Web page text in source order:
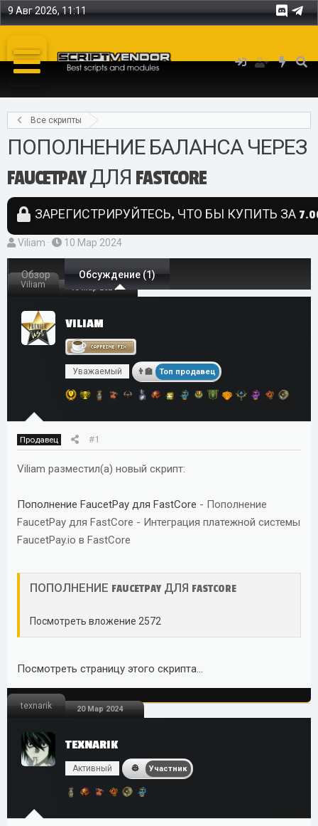
9 Авг 2026, 11:11
Все скрипты
ПОПОЛНЕНИЕ БАЛАНСА ЧЕРЕЗ
FAUCETPAY ДЛЯ FASTCORE
ЗАРЕГИСТРИРУЙТЕСЬ, ЧТО БЫ КУПИТЬ ЗА 7.00
А
в
т
т
е
Viliam
Д
а
т
а
а
ч
а
а
10 Мар 2024
Обзор Обсуждение (1)
Viliam 10 Мар 2024
VILIAM
Уважаемый Топ продавец
Продавец #1
Viliam разместил(а) новый скрипт:
Пополнение FaucetPay для FastCore - Пополнение
FaucetPay для FastCore - Интеграция платежной системы
FaucetPay.io в FastCore
ПОПОЛНЕНИЕ FAUCETPAY ДЛЯ FASTCORE​
Посмотреть вложение 2572
Посмотреть страницу этого скрипта...
texnarik 20 Мар 2024
TEXNARIK
Активный Участник